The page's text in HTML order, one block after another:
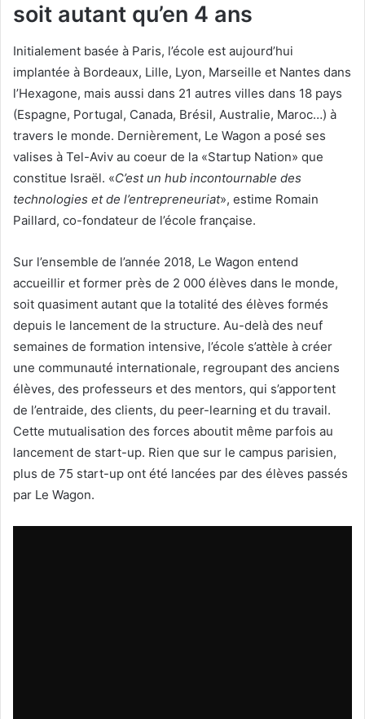
soit autant qu’en 4 ans
Initialement basée à Paris, l’école est aujourd’hui
implantée à Bordeaux, Lille, Lyon, Marseille et Nantes dans
l’Hexagone, mais aussi dans 21 autres villes dans 18 pays
(Espagne, Portugal, Canada, Brésil, Australie, Maroc…) à
travers le monde. Dernièrement, Le Wagon a posé ses
valises à Tel-Aviv au coeur de la «Startup Nation» que
constitue Israël. «C’est un hub incontournable des
technologies et de l’entrepreneuriat», estime Romain
Paillard, co-fondateur de l’école française.
Sur l’ensemble de l’année 2018, Le Wagon entend
accueillir et former près de 2 000 élèves dans le monde,
soit quasiment autant que la totalité des élèves formés
depuis le lancement de la structure. Au-delà des neuf
semaines de formation intensive, l’école s’attèle à créer
une communauté internationale, regroupant des anciens
élèves, des professeurs et des mentors, qui s’apportent
de l’entraide, des clients, du peer-learning et du travail.
Cette mutualisation des forces aboutit même parfois au
lancement de start-up. Rien que sur le campus parisien,
plus de 75 start-up ont été lancées par des élèves passés
par Le Wagon.